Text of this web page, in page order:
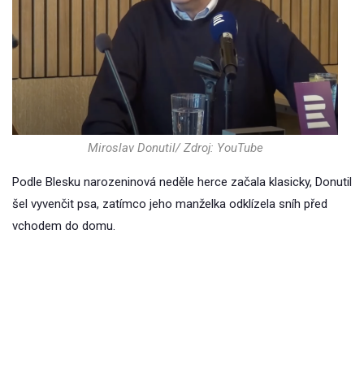
Miroslav Donutil/ Zdroj: YouTube
Podle Blesku narozeninová neděle herce začala klasicky, Donutil
šel vyvenčit psa, zatímco jeho manželka odklízela sníh před
vchodem do domu.